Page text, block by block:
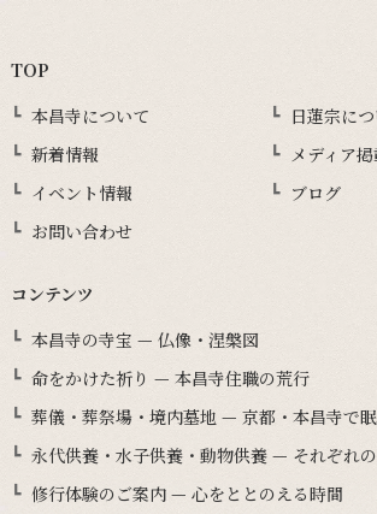
TOP
本昌寺について
日蓮宗に
新着情報
メディア
イベント情報
ブログ
お問い合わせ
コンテンツ
本昌寺の寺宝 — 仏像・涅槃図
命をかけた祈り — 本昌寺住職の荒行
葬儀・葬祭場・境内墓地 — 京都・本昌寺で
永代供養・水子供養・動物供養 — それぞれ
修行体験のご案内 — 心をととのえる時間